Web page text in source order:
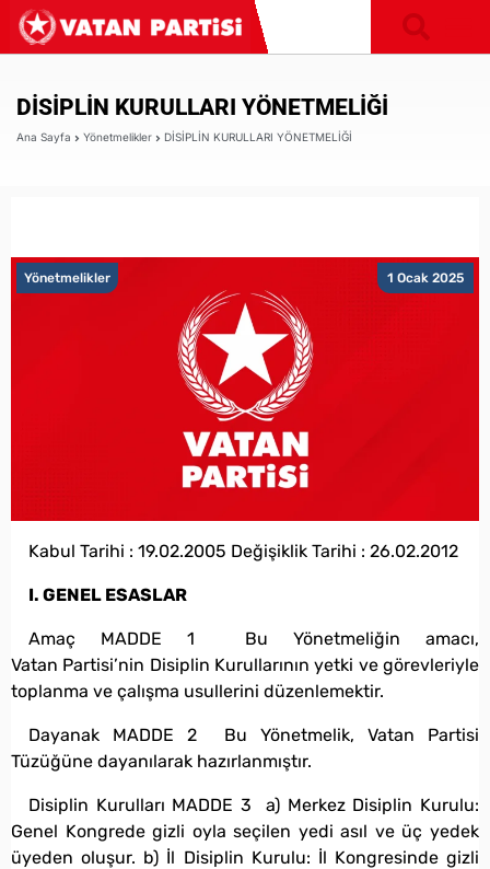
DİSİPLİN KURULLARI YÖNETMELİĞİ
Ana Sayfa Yönetmelikler DİSİPLİN KURULLARI YÖNETMELİĞİ
1 Ocak 2025
Yönetmelikler
Kabul Tarihi : 19.02.2005 Değişiklik Tarihi : 26.02.2012
I. GENEL ESASLAR
Amaç MADDE 1 Bu Yönetmeliğin amacı,
Vatan Partisi’nin Disiplin Kurullarının yetki ve görevleriyle
toplanma ve çalışma usullerini düzenlemektir.
Dayanak MADDE 2 Bu Yönetmelik, Vatan Partisi
Tüzüğüne dayanılarak hazırlanmıştır.
Disiplin Kurulları MADDE 3 a) Merkez Disiplin Kurulu:
Genel Kongrede gizli oyla seçilen yedi asıl ve üç yedek
üyeden oluşur. b) İl Disiplin Kurulu: İl Kongresinde gizli